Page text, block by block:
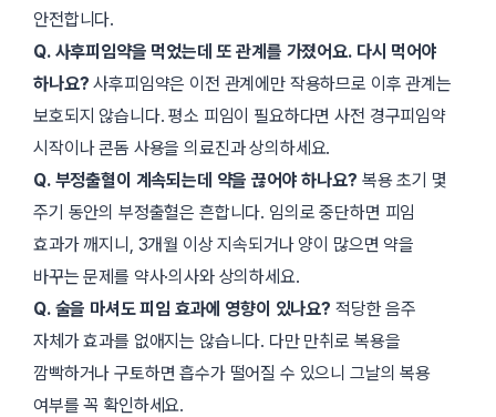
안전합니다.
Q. 사후피임약을 먹었는데 또 관계를 가졌어요. 다시 먹어야
하나요? 사후피임약은 이전 관계에만 작용하므로 이후 관계는
보호되지 않습니다. 평소 피임이 필요하다면 사전 경구피임약
시작이나 콘돔 사용을 의료진과 상의하세요.
Q. 부정출혈이 계속되는데 약을 끊어야 하나요? 복용 초기 몇
주기 동안의 부정출혈은 흔합니다. 임의로 중단하면 피임
효과가 깨지니, 3개월 이상 지속되거나 양이 많으면 약을
바꾸는 문제를 약사·의사와 상의하세요.
Q. 술을 마셔도 피임 효과에 영향이 있나요? 적당한 음주
자체가 효과를 없애지는 않습니다. 다만 만취로 복용을
깜빡하거나 구토하면 흡수가 떨어질 수 있으니 그날의 복용
여부를 꼭 확인하세요.